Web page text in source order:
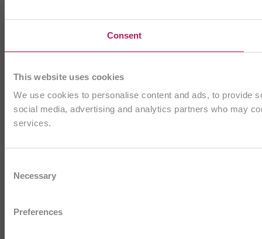
Consent
This website uses cookies
We use cookies to personalise content and ads, to provide
social media, advertising and analytics partners who may
services.
Selection
Necessary
Preferences